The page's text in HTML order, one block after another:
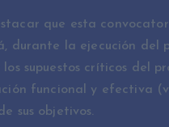
que esta
durante la ejecución del
supuestos críticos del
funcional y efectiva
sus objetivos.